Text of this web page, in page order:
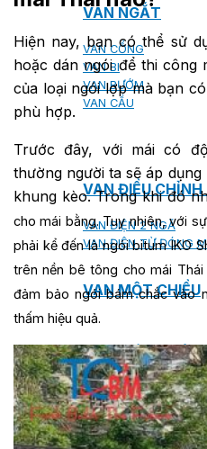
VAN NGẮT
VAN CỔNG
VAN BI
VAN BƯỚM
VAN CẦU
VAN ĐIỀU CHỈNH
VAN ĐIỆN 2 NGÃ
VAN ĐIỆN TỪ ĐÓNG
VAN MỘT CHIỀU
VAN ĐIỀU KHIỂN
Hiện nay, bạn có thể sử
hoặc dán ngói để thi công
của loại ngói lợp mà bạn
phù hợp.
Trước đây, với mái có
thường người ta sẽ áp
khung kèo. Trong khi đó
cho mái bằng. Tuy nhiên, với
phải kể đến là ngói bitum IKO
trên nền bê tông cho mái
đảm bảo ngói bám chắc vào
thấm hiệu quả.